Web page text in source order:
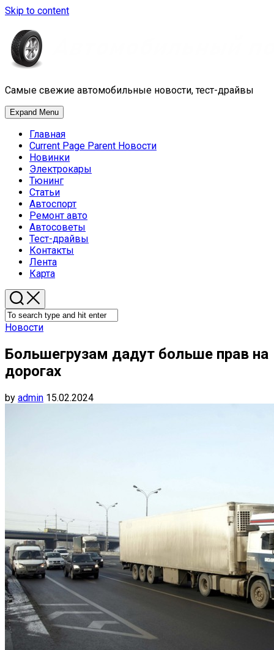
Skip to content
Самые свежие автомобильные новости, тест-драйвы
Expand Menu
Главная
Current Page Parent Новости
Новинки
Электрокары
Тюнинг
Статьи
Автоспорт
Ремонт авто
Автосоветы
Тест-драйвы
Контакты
Лента
Карта
Новости
Большегрузам дадут больше прав на
дорогах
by admin 15.02.2024